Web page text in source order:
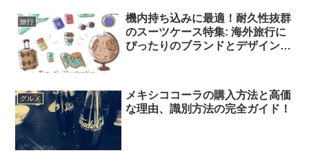
旅行
機内持ち込みに最適！耐久性抜群
のスーツケース特集: 海外旅行に
ぴったりのブランドとデザインを
グルメ
メキシココーラの購入方法と高価
な理由、識別方法の完全ガイド！